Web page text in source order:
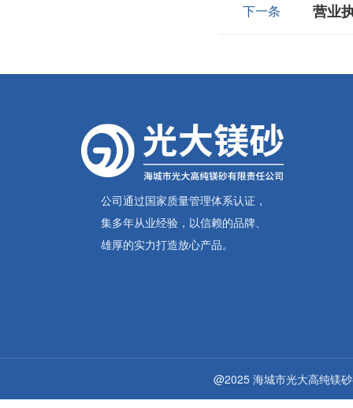
下一条 营业
公司通过国家质量管理体系认证，
集多年从业经验，以信赖的品牌、
雄厚的实力打造放心产品。
@2025 海城市光大高纯镁